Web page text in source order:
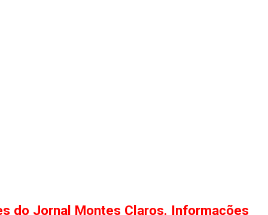
do Jornal Montes Claros. Informações